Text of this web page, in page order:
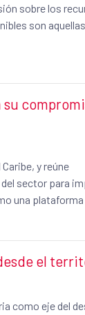
sobre los
son aquellas
y reúne
sector para
una plataforma
y social; 2)
y
ejes reflejan
el
como eje del